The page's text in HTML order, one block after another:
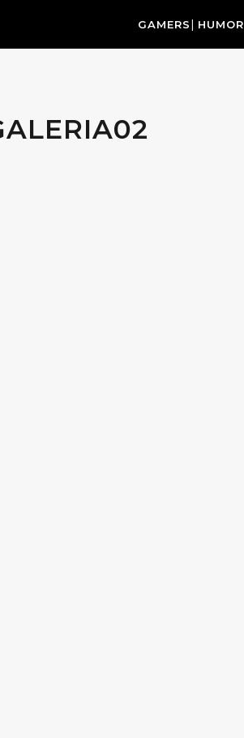
GAMERS HUMOR